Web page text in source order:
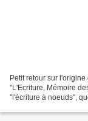
Petit retour sur
"L'Ecriture, Mémoire
"l'écriture à noeuds",